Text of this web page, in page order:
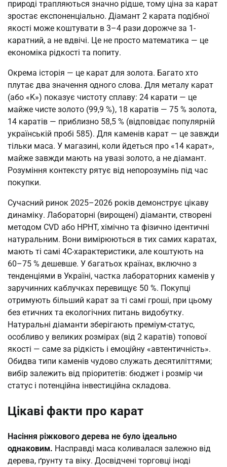
природі трапляються значно рідше, тому ціна за карат
зростає експоненціально. Діамант 2 карата подібної
якості може коштувати в 3–4 рази дорожче за 1-
каратний, а не вдвічі. Це не просто математика — це
економіка рідкості та попиту.
Окрема історія — це карат для золота. Багато хто
плутає два значення одного слова. Для металу карат
(або «K») показує чистоту сплаву: 24 карати — це
майже чисте золото (99,9 %), 18 каратів — 75 % золота,
14 каратів — приблизно 58,5 % (відповідає популярній
українській пробі 585). Для каменів карат — це завжди
тільки маса. У магазині, коли йдеться про «14 карат»,
майже завжди мають на увазі золото, а не діамант.
Розуміння контексту рятує від непорозумінь під час
покупки.
Сучасний ринок 2025–2026 років демонструє цікаву
динаміку. Лабораторні (вирощені) діаманти, створені
методом CVD або HPHT, хімічно та фізично ідентичні
натуральним. Вони вимірюються в тих самих каратах,
мають ті самі 4C-характеристики, але коштують на
60–75 % дешевше. У багатьох країнах, включно з
тенденціями в Україні, частка лабораторних каменів у
заручинних каблучках перевищує 50 %. Покупці
отримують більший карат за ті самі гроші, при цьому
без етичних та екологічних питань видобутку.
Натуральні діаманти зберігають преміум-статус,
особливо у великих розмірах (від 2 каратів) топової
якості — саме за рідкість і емоційну «автентичність».
Обидва типи каменів чудово служать десятиліттями;
вибір залежить від пріоритетів: бюджет і розмір чи
статус і потенційна інвестиційна складова.
Цікаві факти про карат
Насіння ріжкового дерева не було ідеально
однаковим. Насправді маса коливалася залежно від
дерева, ґрунту та віку. Досвідчені торговці іноді